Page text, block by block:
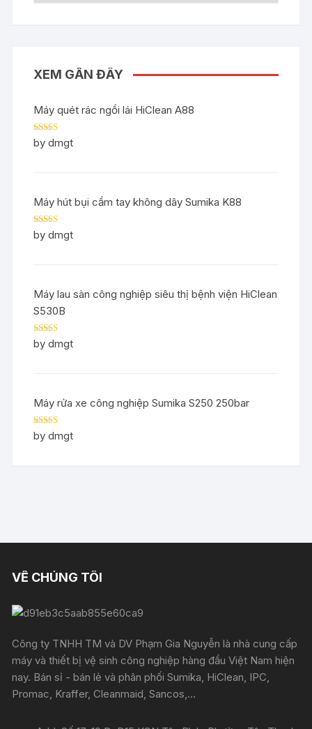
XEM GẦN ĐÂY
Máy quét rác ngồi lái HiClean A88
Rated5out
of 5
by dmgt
Máy hút bụi cầm tay không dây Sumika K88
Rated5out
of 5
by dmgt
Máy lau sàn công nghiệp siêu thị bệnh viện HiClean
S530B
Rated5out
of 5
by dmgt
Máy rửa xe công nghiệp Sumika S250 250bar
Rated5out
of 5
by dmgt
VỀ CHÚNG TÔI
Công ty TNHH TM và DV Phạm Gia Nguyễn là nhà cung cấp
máy và thiết bị vệ sinh công nghiệp hàng đầu Việt Nam hiện
nay. Bán sỉ - bán lẻ và phân phối Sumika, HiClean, IPC,
Promac, Kraffer, Cleanmaid, Sancos,...